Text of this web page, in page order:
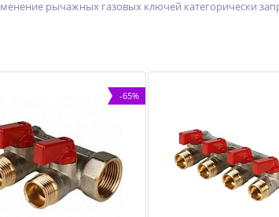
рычажных газовых ключей категорически
-65%